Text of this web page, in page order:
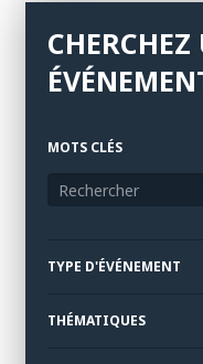
CHERCHEZ
MOTS CLÉS
TYPE D'ÉVÉNEMENT
THÉMATIQUES